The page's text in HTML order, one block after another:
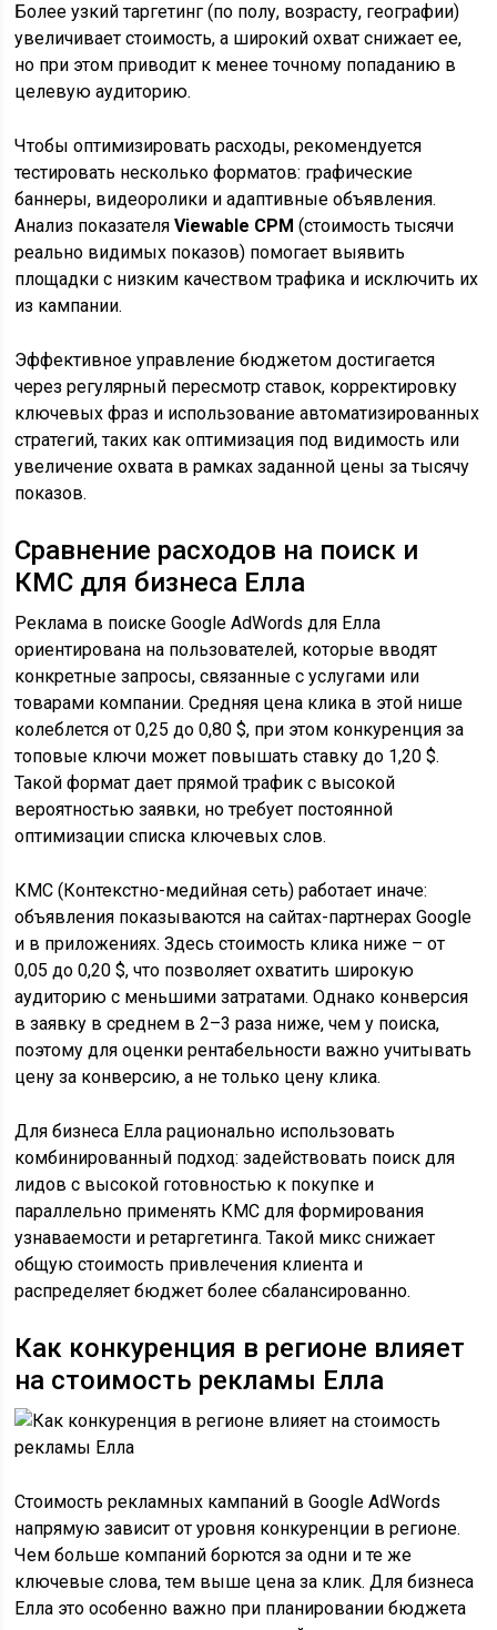
Более узкий таргетинг (по полу, возрасту, географии)
увеличивает стоимость, а широкий охват снижает ее,
но при этом приводит к менее точному попаданию в
целевую аудиторию.
Чтобы оптимизировать расходы, рекомендуется
тестировать несколько форматов: графические
баннеры, видеоролики и адаптивные объявления.
Анализ показателяViewable CPM (стоимость тысячи
реально видимых показов) помогает выявить
площадки с низким качеством трафика и исключить их
из кампании.
Эффективное управление бюджетом достигается
через регулярный пересмотр ставок, корректировку
ключевых фраз и использование автоматизированных
стратегий, таких как оптимизация под видимость или
увеличение охвата в рамках заданной цены за тысячу
показов.
Сравнение расходов на поиск и
КМС для бизнеса Елла
Реклама в поиске Google AdWords для Елла
ориентирована на пользователей, которые вводят
конкретные запросы, связанные с услугами или
товарами компании. Средняя цена клика в этой нише
колеблется от 0,25 до 0,80 $, при этом конкуренция за
топовые ключи может повышать ставку до 1,20 $.
Такой формат дает прямой трафик с высокой
вероятностью заявки, но требует постоянной
оптимизации списка ключевых слов.
КМС (Контекстно-медийная сеть) работает иначе:
объявления показываются на сайтах-партнерах Google
и в приложениях. Здесь стоимость клика ниже – от
0,05 до 0,20 $, что позволяет охватить широкую
аудиторию с меньшими затратами. Однако конверсия
в заявку в среднем в 2–3 раза ниже, чем у поиска,
поэтому для оценки рентабельности важно учитывать
цену за конверсию, а не только цену клика.
Для бизнеса Елла рационально использовать
комбинированный подход: задействовать поиск для
лидов с высокой готовностью к покупке и
параллельно применять КМС для формирования
узнаваемости и ретаргетинга. Такой микс снижает
общую стоимость привлечения клиента и
распределяет бюджет более сбалансированно.
Как конкуренция в регионе влияет
на стоимость рекламы Елла
Стоимость рекламных кампаний в Google AdWords
напрямую зависит от уровня конкуренции в регионе.
Чем больше компаний борются за одни и те же
ключевые слова, тем выше цена за клик. Для бизнеса
Елла это особенно важно при планировании бюджета